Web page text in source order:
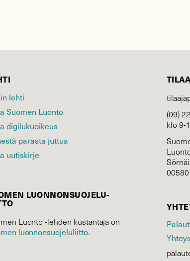
lehti
Suomen Luonto
digilukuoikeus
parasta juttua
uutiskirje
LUONNON­SUOJELU­
Luonto -lehden kustantaja on
luonnonsuojelu­liitto.
(09)
klo 9-